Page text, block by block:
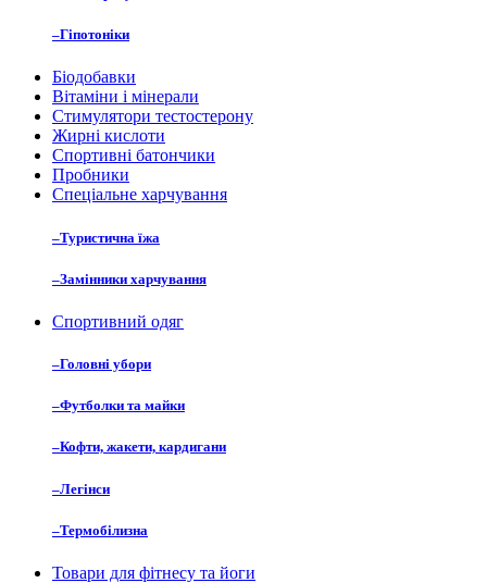
–Гіпотоніки
Біодобавки
Вітаміни і мінерали
Стимулятори тестостерону
Жирні кислоти
Спортивні батончики
Пробники
Спеціальне харчування
–Туристична їжа
–Замінники харчування
Спортивний одяг
–Головні убори
–Футболки та майки
–Кофти, жакети, кардигани
–Легінси
–Термобілизна
Товари для фітнесу та йоги